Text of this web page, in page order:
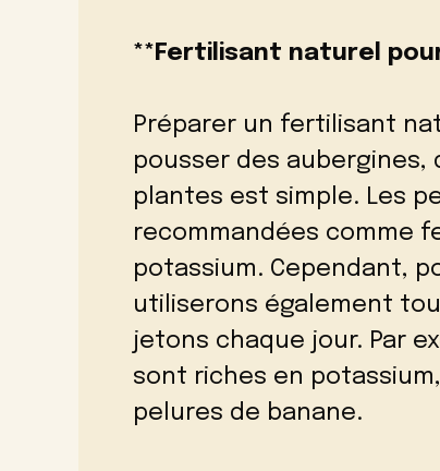
**Fertilisant naturel
Préparer un fertilisant
pousser des aubergines,
plantes est simple. Les
recommandées comme
potassium. Cependant,
utiliserons également
jetons chaque jour. Par
sont riches en
pelures de banane.